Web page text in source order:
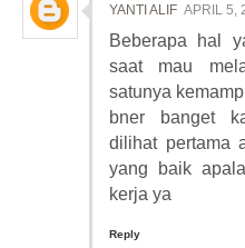
YANTI ALIF APRIL 5,
Beberapa hal
saat mau
satunya
bner banget
dilihat pertama
yang baik
kerja ya
Reply